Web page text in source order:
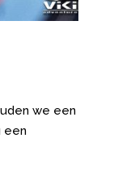
we een
een